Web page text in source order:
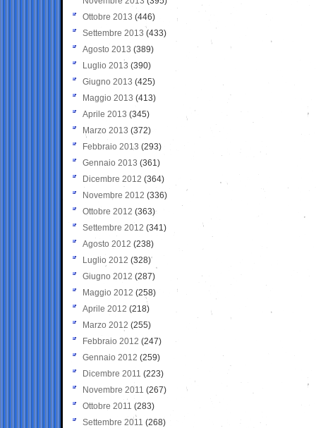
Ottobre 2013 (446)
Settembre 2013 (433)
Agosto 2013 (389)
Luglio 2013 (390)
Giugno 2013 (425)
Maggio 2013 (413)
Aprile 2013 (345)
Marzo 2013 (372)
Febbraio 2013 (293)
Gennaio 2013 (361)
Dicembre 2012 (364)
Novembre 2012 (336)
Ottobre 2012 (363)
Settembre 2012 (341)
Agosto 2012 (238)
Luglio 2012 (328)
Giugno 2012 (287)
Maggio 2012 (258)
Aprile 2012 (218)
Marzo 2012 (255)
Febbraio 2012 (247)
Gennaio 2012 (259)
Dicembre 2011 (223)
Novembre 2011 (267)
Ottobre 2011 (283)
Settembre 2011 (268)